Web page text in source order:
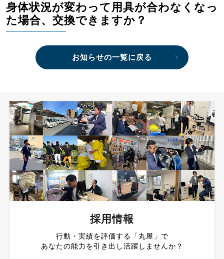
身体状況が変わって用具が合わなくなっ
た場合、交換できますか？
お知らせの一覧に戻る
採用情報
行動・実績を評価する「丸屋」で
あなたの能力を引き出し活躍しませんか？